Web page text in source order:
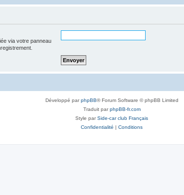
via votre panneau
Développé parphpBB® Forum Software © phpBB Limited
Traduit parphpBB-fr.com
Style parSide-car club Français
Confidentialité | Conditions